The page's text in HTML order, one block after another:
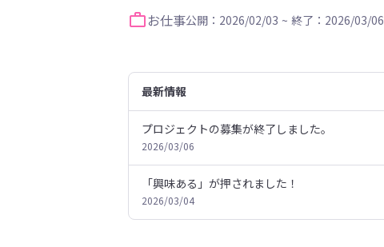
お仕事公開：2026/02/03 ~ 終了：2026/03/06
最新情報
プロジェクトの募集が終了しました。
2026/03/06
「興味ある」が押されました！
2026/03/04